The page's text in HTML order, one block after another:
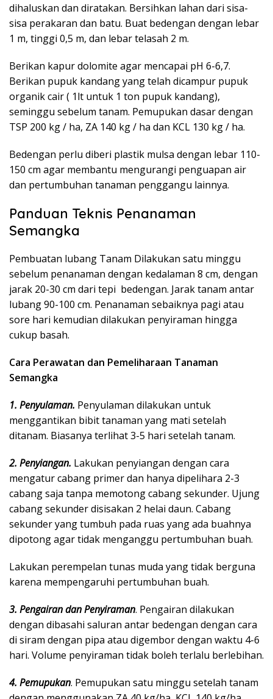
dihaluskan dan diratakan. Bersihkan lahan dari sisa-
sisa perakaran dan batu. Buat bedengan dengan lebar
1 m, tinggi 0,5 m, dan lebar telasah 2 m.
Berikan kapur dolomite agar mencapai pH 6-6,7.
Berikan pupuk kandang yang telah dicampur pupuk
organik cair ( 1lt untuk 1 ton pupuk kandang),
seminggu sebelum tanam. Pemupukan dasar dengan
TSP 200 kg / ha, ZA 140 kg / ha dan KCL 130 kg / ha.
Bedengan perlu diberi plastik mulsa dengan lebar 110-
150 cm agar membantu mengurangi penguapan air
dan pertumbuhan tanaman penggangu lainnya.
Panduan Teknis Penanaman
Semangka
Pembuatan lubang Tanam Dilakukan satu minggu
sebelum penanaman dengan kedalaman 8 cm, dengan
jarak 20-30 cm dari tepi bedengan. Jarak tanam antar
lubang 90-100 cm. Penanaman sebaiknya pagi atau
sore hari kemudian dilakukan penyiraman hingga
cukup basah.
Cara Perawatan dan Pemeliharaan Tanaman
Semangka
1. Penyulaman. Penyulaman dilakukan untuk
menggantikan bibit tanaman yang mati setelah
ditanam. Biasanya terlihat 3-5 hari setelah tanam.
2. Penyiangan. Lakukan penyiangan dengan cara
mengatur cabang primer dan hanya dipelihara 2-3
cabang saja tanpa memotong cabang sekunder. Ujung
cabang sekunder disisakan 2 helai daun. Cabang
sekunder yang tumbuh pada ruas yang ada buahnya
dipotong agar tidak menganggu pertumbuhan buah.
Lakukan perempelan tunas muda yang tidak berguna
karena mempengaruhi pertumbuhan buah.
3. Pengairan dan Penyiraman. Pengairan dilakukan
dengan dibasahi saluran antar bedengan dengan cara
di siram dengan pipa atau digembor dengan waktu 4-6
hari. Volume penyiraman tidak boleh terlalu berlebihan.
4. Pemupukan. Pemupukan satu minggu setelah tanam